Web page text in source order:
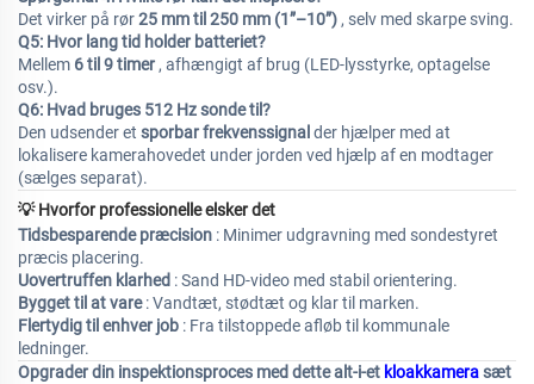
Det virker på rør25 mm til 250 mm (1”–10”), selv med skarpe sving.
Q5: Hvor lang tid holder batteriet?
Mellem 6 til 9 timer, afhængigt af brug (LED-lysstyrke, optagelse
osv.).
Q6: Hvad bruges 512 Hz sonde til?
Den udsender et sporbar frekvenssignal der hjælper med at
lokalisere kamerahovedet under jorden ved hjælp af en modtager
(sælges separat).
💡 Hvorfor professionelle elsker det
Tidsbesparende præcision : Minimer udgravning med sondestyret
præcis placering.
Uovertruffen klarhed : Sand HD-video med stabil orientering.
Bygget til at vare: Vandtæt, stødtæt og klar til marken.
Flertydig til enhver job : Fra tilstoppede afløb til kommunale
ledninger.
Opgrader din inspektionsproces med dette alt-i-et kloakkamerasæt